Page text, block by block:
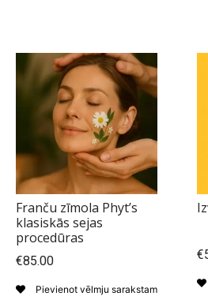
Franču zīmola Phyt’s
klasiskās sejas
procedūras
€85.00
Pievienot vēlmju sarakstam